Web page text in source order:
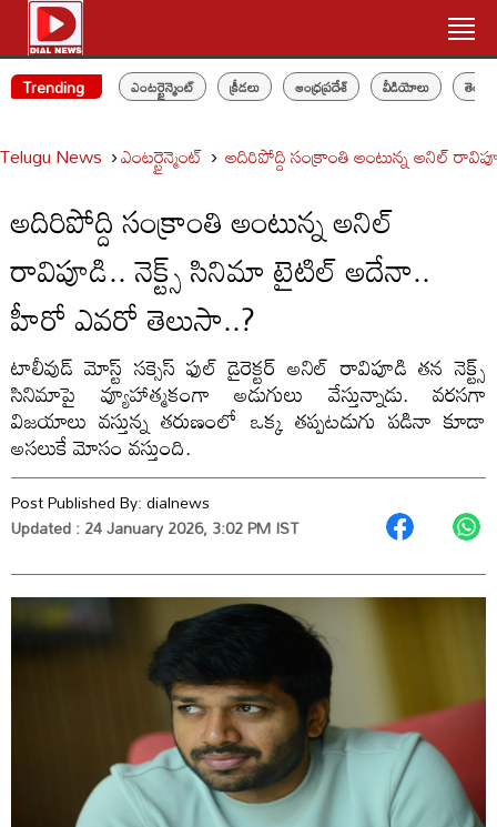
Trending ఎంటర్టైన్మెంట్ క్రీడలు ఆంధ్రప్రదేశ్ వీడియోలు
Telugu News ఎంటర్టైన్మెంట్ అదిరిపోద్ది సంక్రాంతి అంటున్న అనిల్
అదిరిపోద్ది సంక్రాంతి అంటున్న అనిల్
రావిపూడి.. నెక్ట్స్ సినిమా టైటిల్ అదేనా..
హీరో ఎవరో తెలుసా..?
టాలీవుడ్ మోస్ట్ సక్సెస్ ఫుల్ డైరెక్టర్ అనిల్ రావిపూడి తన నెక్ట్స్
సినిమాపై వ్యూహాత్మకంగా అడుగులు వేస్తున్నాడు. వరసగా
విజయాలు వస్తున్న తరుణంలో ఒక్క తప్పటడుగు పడినా కూడా
అసలుకే మోసం వస్తుంది.
Post Published By:dialnews
Updated : 24 January 2026, 3:02 PM IST